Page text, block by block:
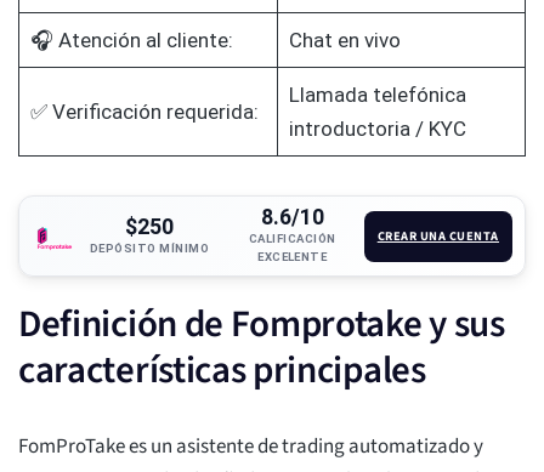
🎧 Atención al cliente: Chat en vivo
✅ Verificación requerida:
Llamada telefónica
introductoria / KYC
$250
DEPÓSITO MÍNIMO
8.6/10
CALIFICACIÓN
EXCELENTE
CREAR UNA CUENTA
Definición de Fomprotake y sus
características principales
FomProTake es un asistente de trading automatizado y